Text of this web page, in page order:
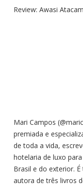
p
Review: Awasi
Mari Campos
premiada e
de toda a vida,
hotelaria de luxo
Brasil e do exterior.
autora de três livros